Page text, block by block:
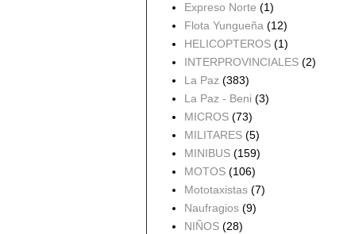
Expreso Norte (1)
Flota Yungueña (12)
HELICOPTEROS (1)
INTERPROVINCIALES (2)
La Paz (383)
La Paz - Beni (3)
MICROS (73)
MILITARES (5)
MINIBUS (159)
MOTOS (106)
Mototaxistas (7)
Naufragios (9)
NIÑOS (28)